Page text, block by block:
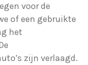
voor de
of een gebruikte
het
zijn verlaagd.